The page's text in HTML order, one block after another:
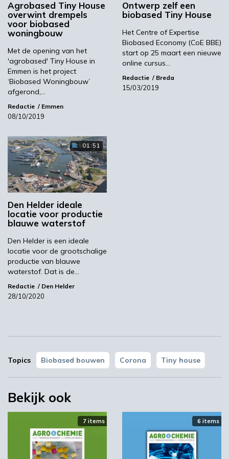
Volgende
Veilingsysteem belemmert groei hernieuwbare
energie
Meest gelezen
YPACK project gestart in Spanje
Agrobased Tiny House
overwint drempels
voor biobased
woningbouw
Met de opening van het
'agrobased' Tiny House in
Emmen is het project
‘Biobased Woningbouw’
afgerond,…
Redactie Emmen
08/10/2019
Ontwerp zelf een
biobased Tiny House
Het Centre of Expertise
Biobased Economy (CoE BBE)
start op 25 maart een nieuwe
online cursus…
Redactie Breda
15/03/2019
01:51
Den Helder ideale
locatie voor productie
blauwe waterstof
Den Helder is een ideale
locatie voor de grootschalige
productie van blauwe
waterstof. Dat is de…
Redactie Den Helder
28/10/2020
Topics Biobased bouwen Corona Tiny house
Bekijk ook
7 items 6 items